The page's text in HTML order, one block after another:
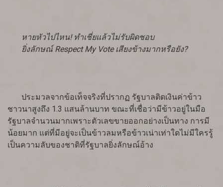
หายหัวไปไหน! ทำเชี่ยแล้วไม่รับผิดชอบ
ยิ่งลักษณ์ Respect My Vote เสียงข้างมากหรือยัง?
ประมวลจากข้อเท็จจริงที่ปรากฏ รัฐบาลติดเงินค่าข้าว
ชาวนาสูงถึง 1.3 แสนล้านบาท ขณะที่เชื่อว่ามีข้าวอยู่ในมือ
รัฐบาลจำนวนมากเพราะตัวเลขขายออกอย่างเป็นทาง การมี
น้อยมาก แต่ที่มีอยู่จะเป็นข้าวลมหรือข้าวเน่าเท่าใดไม่มีใครรู้
เป็นความลับของชาติที่รัฐบาลยิ่งลักษณ์อ้าง